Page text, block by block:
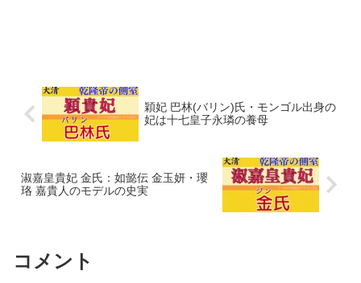
穎妃 巴林(バリン)氏・モンゴル出身の
妃は十七皇子永璘の養母
淑嘉皇貴妃 金氏：如懿伝 金玉妍・瓔
珞 嘉貴人のモデルの史実
コメント